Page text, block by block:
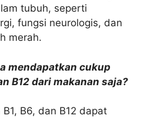
tubuh, seperti
fungsi neurologis, dan
merah.
mendapatkan cukup
B12 dari makanan saja?
B6, dan B12 dapat